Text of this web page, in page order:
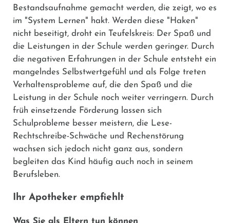
Bestandsaufnahme gemacht werden, die zeigt, wo es
im "System Lernen" hakt. Werden diese "Haken"
nicht beseitigt, droht ein Teufelskreis: Der Spaß und
die Leistungen in der Schule werden geringer. Durch
die negativen Erfahrungen in der Schule entsteht ein
mangelndes Selbstwertgefühl und als Folge treten
Verhaltensprobleme auf, die den Spaß und die
Leistung in der Schule noch weiter verringern. Durch
früh einsetzende Förderung lassen sich
Schulprobleme besser meistern, die Lese-
Rechtschreibe-Schwäche und Rechenstörung
wachsen sich jedoch nicht ganz aus, sondern
begleiten das Kind häufig auch noch in seinem
Berufsleben.
Ihr Apotheker empfiehlt
Was Sie als Eltern tun können